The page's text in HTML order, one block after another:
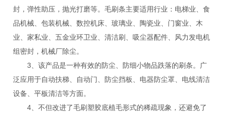
封，弹性助压，抛光打磨等。毛刷条主要适用行业：电梯业、食
品机械、包装机械、数控机床、玻璃业、陶瓷业、门窗业、木
业、家私业、五金业环卫业、清洁刷、吸尘器配件、风力发电机
组密封，机械厂除尘。
3、该产品是一种有效的防尘、防细小物品跌落的刷条。广
泛应用于自动扶梯、自动门、防尘挡板、电器防尘罩、电线清洁
设备、平板清洁等方面。
4、不但改进了毛刷塑胶底植毛形式的稀疏现象，还避免了